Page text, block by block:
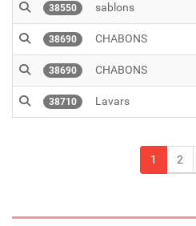
38550 sablons
38690 CHABONS
38690 CHABONS
38710 Lavars
1 2